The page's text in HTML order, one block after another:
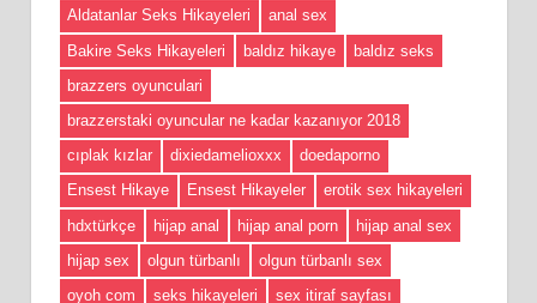
Aldatanlar Seks Hikayeleri
anal sex
Bakire Seks Hikayeleri
baldız hikaye
baldız seks
brazzers oyunculari
brazzerstaki oyuncular ne kadar kazanıyor 2018
cıplak kızlar
dixiedamelioxxx
doedaporno
Ensest Hikaye
Ensest Hikayeler
erotik sex hikayeleri
hdxtürkçe
hijap anal hijap anal porn
hijap anal sex
hijap sex
olgun türbanlı
olgun türbanlı sex
oyoh com
seks hikayeleri sex itiraf sayfası